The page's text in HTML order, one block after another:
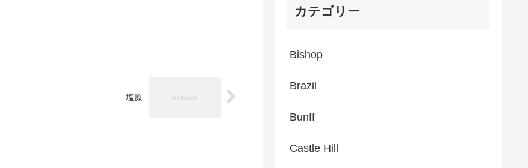
塩原
カテゴリー
Bishop
Brazil
Bunff
Castle Hill